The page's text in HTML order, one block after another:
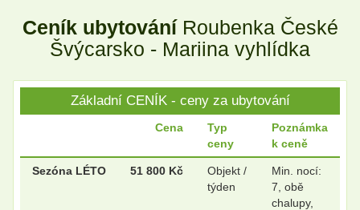
Ceník ubytování Roubenka České
Švýcarsko - Mariina vyhlídka
Základní CENÍK - ceny za ubytování
Cena
Typ
ceny
Poznámka
k ceně
Sezóna LÉTO 51 800 Kč
Objekt /
týden
Min. nocí:
7, obě
chalupy,